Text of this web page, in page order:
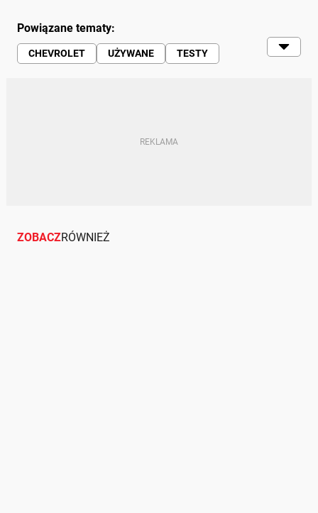
Powiązane tematy:
CHEVROLET UŻYWANE
TESTY
ZOBACZRÓWNIEŻ